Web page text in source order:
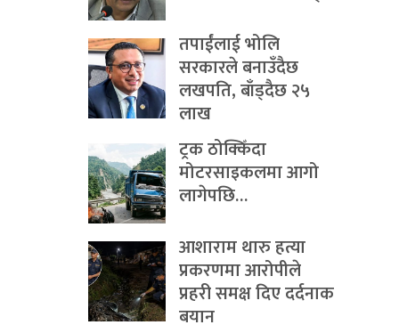
तपाईंलाई भोलि
सरकारले बनाउँदैछ
लखपति, बाँड्दैछ २५
लाख
ट्रक ठोक्किँदा
मोटरसाइकलमा आगो
लागेपछि…
आशाराम थारु हत्या
प्रकरणमा आरोपीले
प्रहरी समक्ष दिए दर्दनाक
बयान